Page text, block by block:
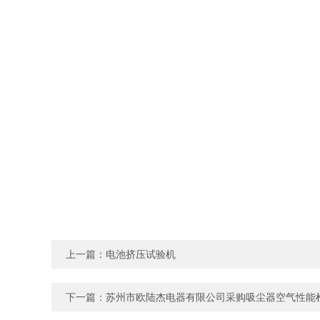
上一篇： 电池挤压试验机
下一篇： 苏州市欧陆杰电器有限公司采购吸尘器空气性能